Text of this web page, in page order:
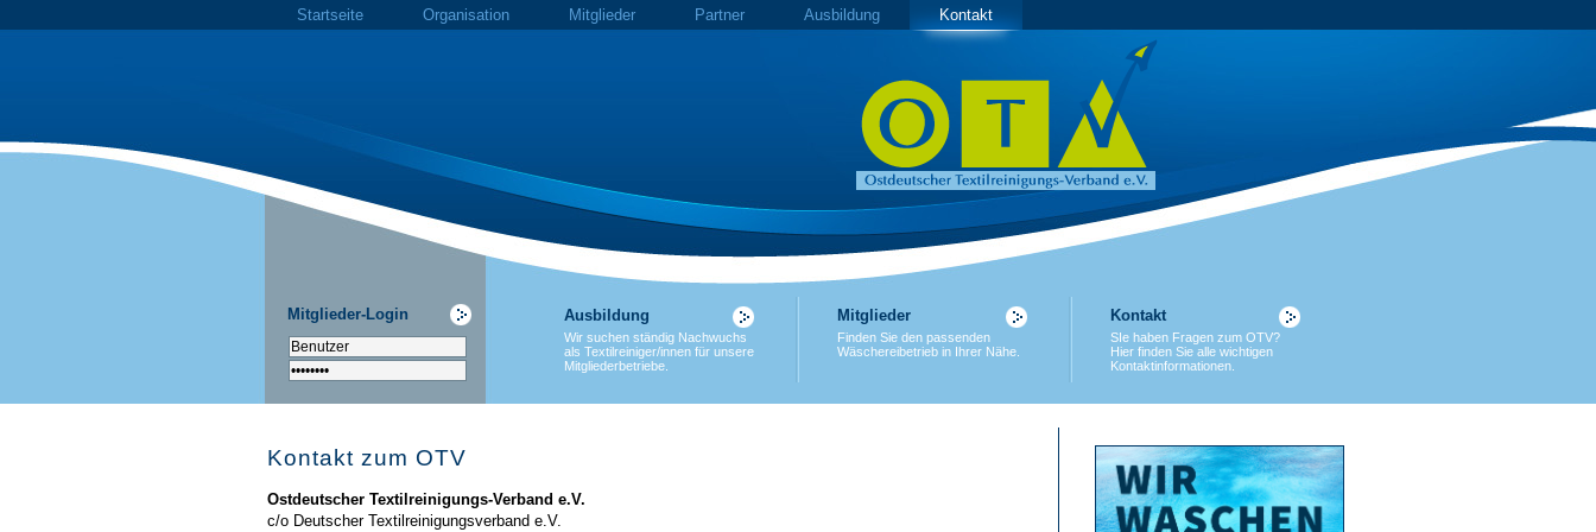
Startseite Organisation Mitglieder Partner Ausbildung Kontakt
Mitglieder-Login
Kontakt zum OTV
Ostdeutscher Textilreinigungs-Verband e.V.
c/o Deutscher Textilreinigungsverband e.V.
Ausbildung
Wir suchen ständig Nachwuchs
als Textilreiniger/innen für unsere
Mitgliederbetriebe.
Mitglieder
Finden Sie den passenden
Wäschereibetrieb in Ihrer Nähe.
Kontakt
SIe haben Fragen zum OTV?
Hier finden Sie alle wichtigen
Kontaktinformationen.